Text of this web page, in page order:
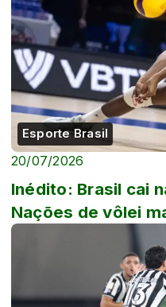
Esporte Brasil
20/07/2026
Inédito: Brasil cai
Nações de vôlei